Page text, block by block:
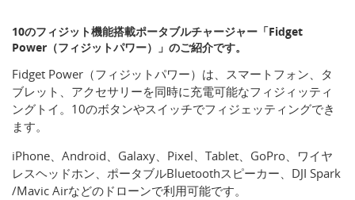
10のフィジット機能搭載ポータブルチャージャー「Fidget
Power（フィジットパワー）」のご紹介です。
Fidget Power（フィジットパワー）は、スマートフォン、タ
ブレット、アクセサリーを同時に充電可能なフィジィッティ
ングトイ。10のボタンやスイッチでフィジェッティングでき
ます。
iPhone、Android、Galaxy、Pixel、Tablet、GoPro、ワイヤ
レスヘッドホン、ポータブルBluetoothスピーカー、DJI Spark
/Mavic Airなどのドローンで利用可能です。